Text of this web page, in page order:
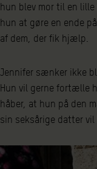
hun blev mor til en lille
hun at gøre en ende
af dem, der fik hjælp.
Jennifer sænker ikke
Hun vil gerne fortælle
håber, at hun på den
sin seksårige datter